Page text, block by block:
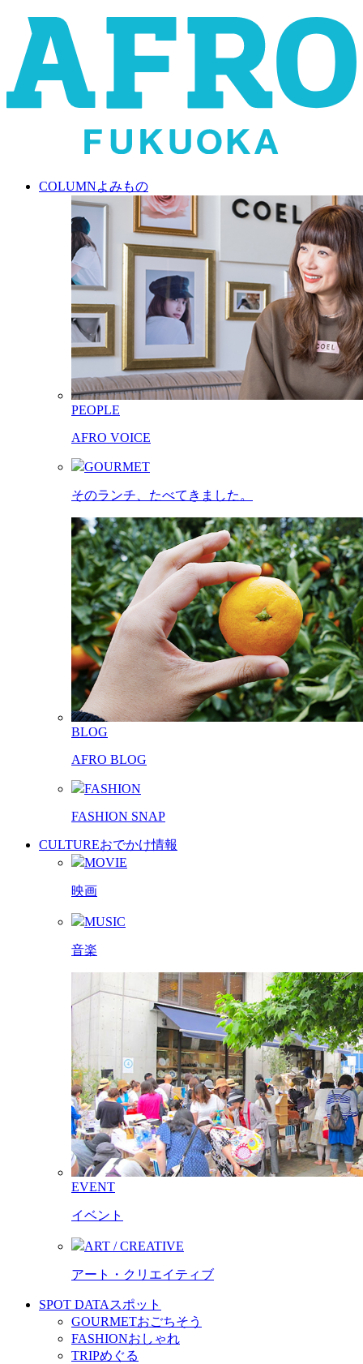
COLUMNよみもの
PEOPLE
AFRO VOICE
GOURMET
そのランチ、たべてきました。
BLOG
AFRO BLOG
FASHION
FASHION SNAP
CULTUREおでかけ情報
MOVIE
映画
MUSIC
音楽
EVENT
イベント
ART / CREATIVE
アート・クリエイティブ
SPOT DATA スポット
GOURMETおごちそう
FASHIONおしゃれ
TRIPめぐる